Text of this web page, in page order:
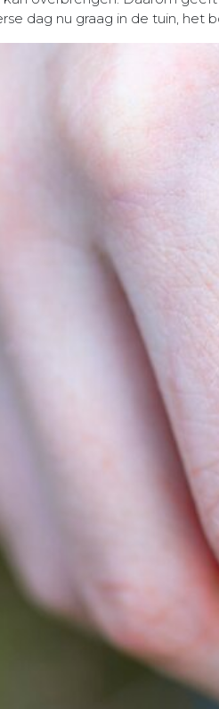
dag nu graag in de tuin, het